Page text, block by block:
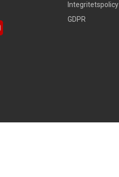
Integritetspolicy
GDPR